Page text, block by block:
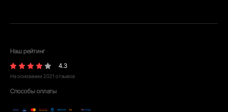
Наш рейтинг
4.3
На основании 2021 отзывов
Способы оплаты